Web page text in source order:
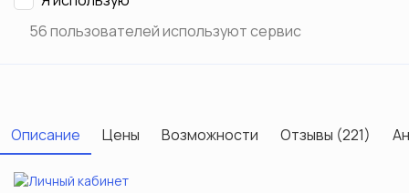
56 пользователей используют сервис
Описание Цены Возможности Отзывы (221)